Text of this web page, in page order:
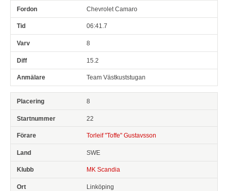
Chevrolet Camaro
06:41.7
8
15.2
Team Västkuststugan
8
22
Torleif "Toffe" Gustavsson
SWE
MK Scandia
Linköping